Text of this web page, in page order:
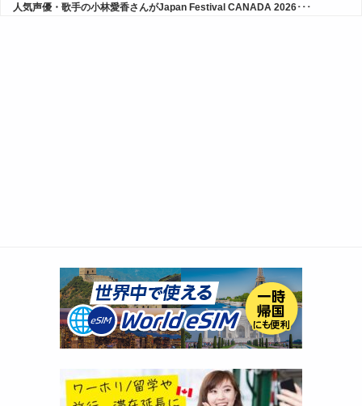
人気声優・歌手の小林愛香さんがJapan Festival CANADA 2026･･･